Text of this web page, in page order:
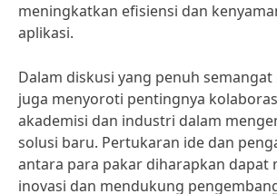
meningkatkan efisiensi dan
aplikasi.
Dalam diskusi yang penuh
juga menyoroti pentingnya
akademisi dan industri dalam
solusi baru. Pertukaran ide dan
antara para pakar diharapkan dapat
inovasi dan mendukung